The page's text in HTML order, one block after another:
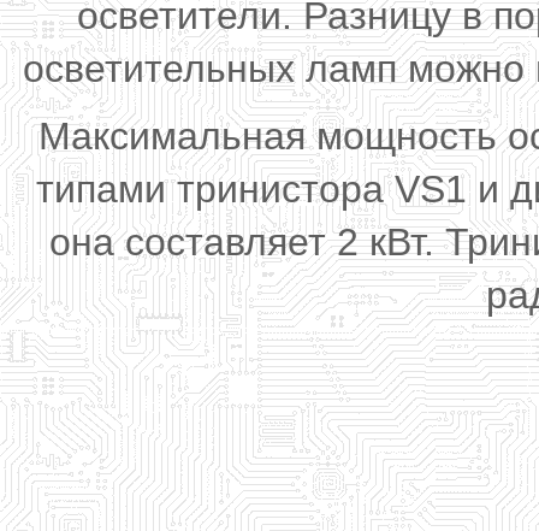
осветители. Разницу в
осветительных ламп можно
Максимальная мощность
типами тринистора VS1 и
она составляет 2 кВт.